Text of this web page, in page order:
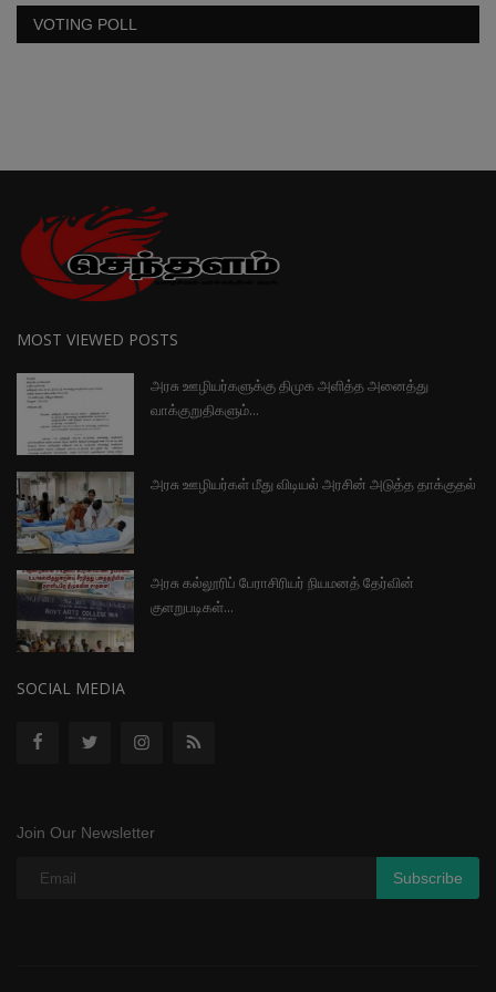
VOTING POLL
MOST VIEWED POSTS
அரசு ஊழியர்களுக்கு திமுக அளித்த அனைத்து
வாக்குறுதிகளும்...
அரசு ஊழியர்கள் மீது விடியல் அரசின் அடுத்த தாக்குதல்
அரசு கல்லூரிப் பேராசிரியர் நியமனத் தேர்வின்
குளறுபடிகள்...
SOCIAL MEDIA
Join Our Newsletter
Subscribe